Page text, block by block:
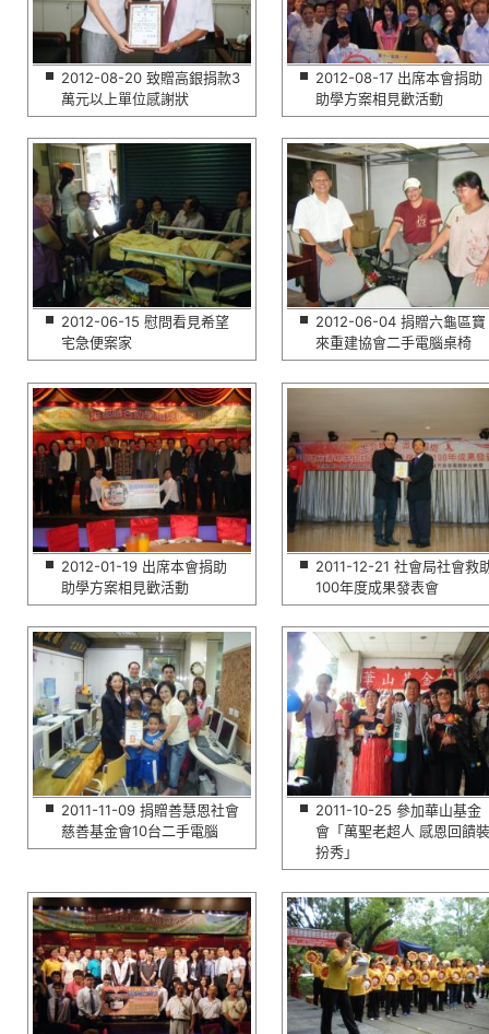
2012-08-20 致贈高銀捐款3
萬元以上單位感謝狀
2012-08-17 出席本會捐助
助學方案相見歡活動
2012-06-15 慰問看見希望
宅急便案家
2012-06-04 捐贈六龜區寶
來重建協會二手電腦桌椅
2012-01-19 出席本會捐助
助學方案相見歡活動
2011-12-21 社會局社會救
100年度成果發表會
2011-11-09 捐贈善慧恩社會
慈善基金會10台二手電腦
2011-10-25 參加華山基金
會「萬聖老超人 感恩回饋裝
扮秀」